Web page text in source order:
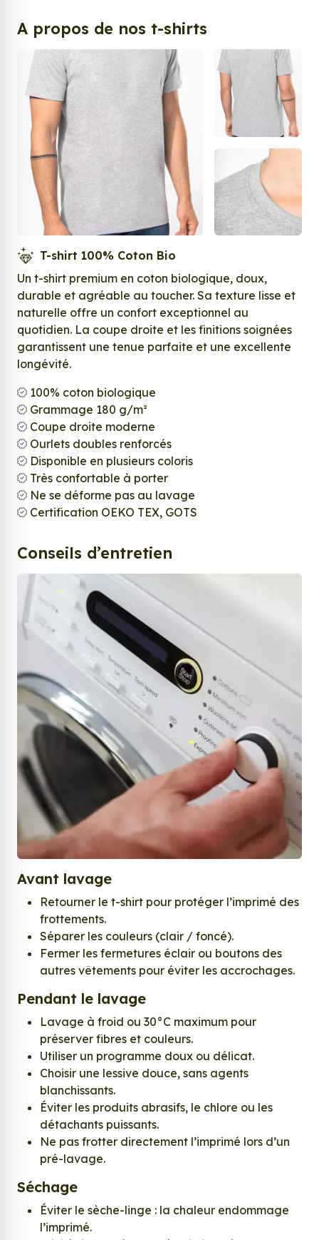
A propos de nos t-shirts
T-shirt 100% Coton Bio
Un t-shirt premium en coton biologique, doux,
durable et agréable au toucher. Sa texture lisse et
naturelle offre un confort exceptionnel au
quotidien. La coupe droite et les finitions soignées
garantissent une tenue parfaite et une excellente
longévité.
100% coton biologique
Grammage 180 g/m²
Coupe droite moderne
Ourlets doubles renforcés
Disponible en plusieurs coloris
Très confortable à porter
Ne se déforme pas au lavage
Certification OEKO TEX, GOTS
Conseils d’entretien
Avant lavage
Retourner le t-shirt pour protéger l’imprimé des
frottements.
Séparer les couleurs (clair / foncé).
Fermer les fermetures éclair ou boutons des
autres vêtements pour éviter les accrochages.
Pendant le lavage
Lavage à froid ou 30°C maximum pour
préserver fibres et couleurs.
Utiliser un programme doux ou délicat.
Choisir une lessive douce, sans agents
blanchissants.
Éviter les produits abrasifs, le chlore ou les
détachants puissants.
Ne pas frotter directement l’imprimé lors d’un
pré-lavage.
Séchage
Éviter le sèche-linge : la chaleur endommage
l’imprimé.